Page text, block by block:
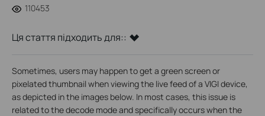
110453
Ця стаття підходить для::
Sometimes, users may happen to get a green screen or
pixelated thumbnail when viewing the live feed of a VIGI device,
as depicted in the images below. In most cases, this issue is
related to the decode mode and specifically occurs when the